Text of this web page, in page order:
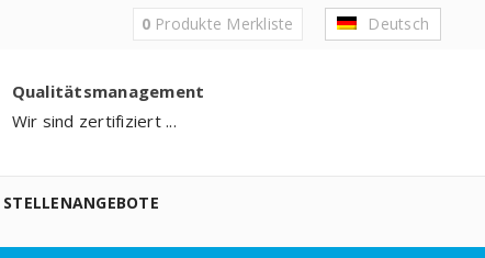
0Produkte Merkliste Deutsch
Qualitätsmanagement
Wir sind zertifiziert ...
STELLENANGEBOTE